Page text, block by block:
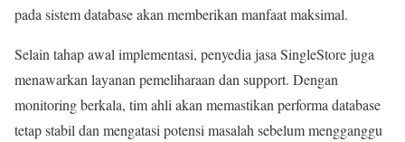
pada sistem database akan memberikan manfaat maksimal.
Selain tahap awal implementasi, penyedia jasa SingleStore juga
menawarkan layanan pemeliharaan dan support. Dengan
monitoring berkala, tim ahli akan memastikan performa database
tetap stabil dan mengatasi potensi masalah sebelum mengganggu